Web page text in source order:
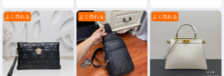
よく売れる よく売れる よく売れる